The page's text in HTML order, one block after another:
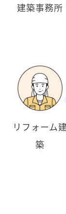
建築事務所
リフォーム
築